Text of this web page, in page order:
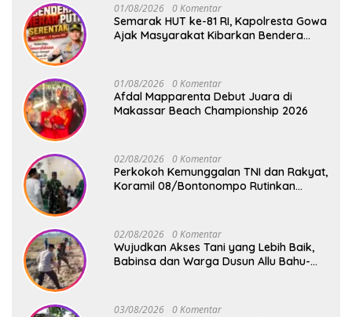
01/08/2026 0 Komentar
Semarak HUT ke-81 RI, Kapolresta Gowa
Ajak Masyarakat Kibarkan Bendera
01/08/2026 0 Komentar
Afdal Mapparenta Debut Juara di
Makassar Beach Championship 2026
02/08/2026 0 Komentar
Perkokoh Kemunggalan TNI dan Rakyat,
Koramil 08/Bontonompo Rutinkan
02/08/2026 0 Komentar
Wujudkan Akses Tani yang Lebih Baik,
Babinsa dan Warga Dusun Allu Bahu-
03/08/2026 0 Komentar